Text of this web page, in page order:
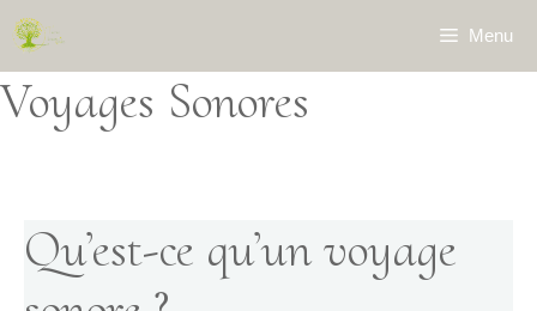
Aller
au
contenu
Menu
Voyages Sonores
Qu’est-ce qu’un voyage